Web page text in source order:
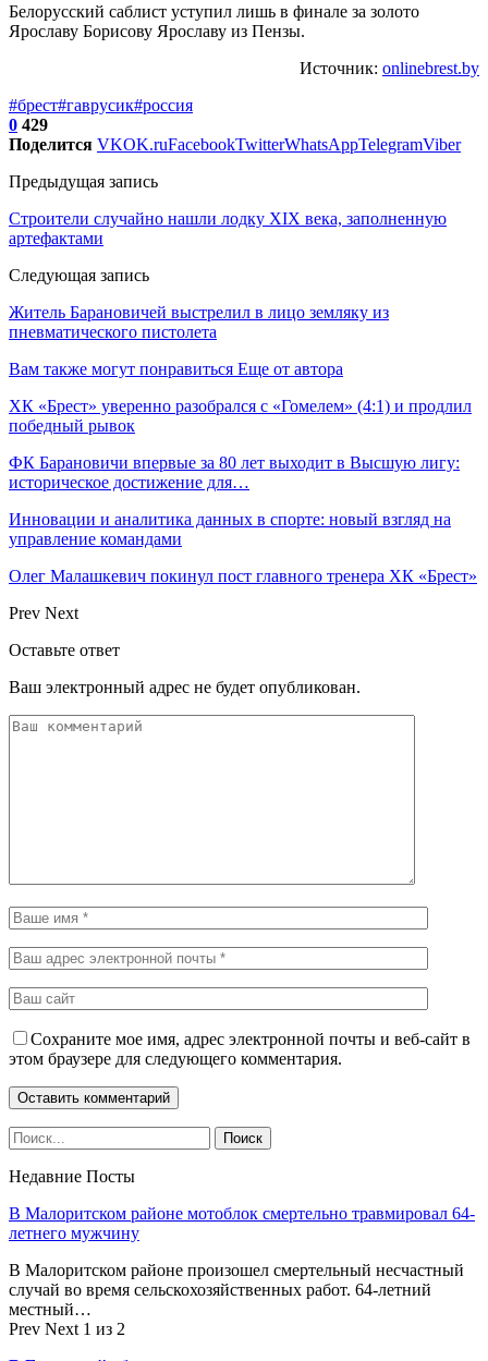
Белорусский саблист уступил лишь в финале за золото
Ярославу Борисову Ярославу из Пензы.
Источник: onlinebrest.by
#брест#гаврусик#россия
0 429
Поделится VKOK.ruFacebookTwitterWhatsAppTelegramViber
Предыдущая запись
Строители случайно нашли лодку XIX века, заполненную
артефактами
Следующая запись
Житель Барановичей выстрелил в лицо земляку из
пневматического пистолета
Вам также могут понравиться Еще от автора
ХК «Брест» уверенно разобрался с «Гомелем» (4:1) и продлил
победный рывок
ФК Барановичи впервые за 80 лет выходит в Высшую лигу:
историческое достижение для…
Инновации и аналитика данных в спорте: новый взгляд на
управление командами
Олег Малашкевич покинул пост главного тренера ХК «Брест»
Prev Next
Оставьте ответ
Ваш электронный адрес не будет опубликован.
Сохраните мое имя, адрес электронной почты и веб-сайт в
этом браузере для следующего комментария.
Недавние Посты
В Малоритском районе мотоблок смертельно травмировал 64-
летнего мужчину
В Малоритском районе произошел смертельный несчастный
случай во время сельскохозяйственных работ. 64-летний
местный…
Prev Next 1 из 2